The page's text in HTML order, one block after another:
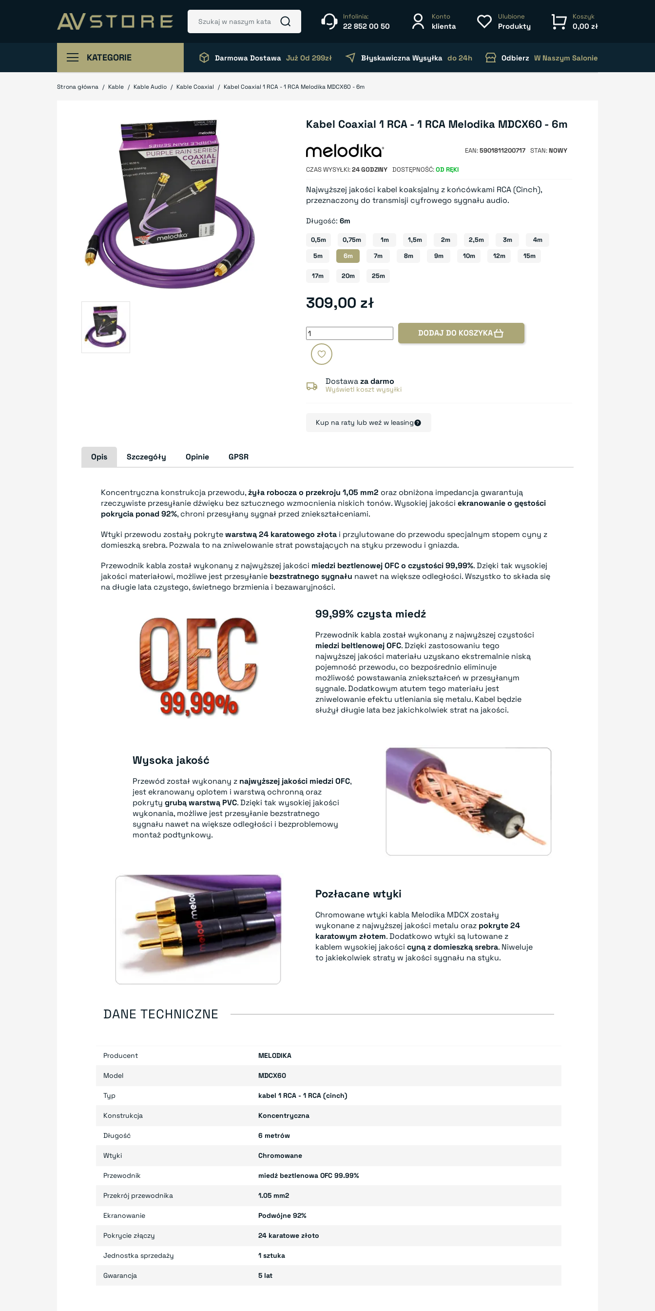
Infolinia:
22 852 00 50
Konto
klienta
Ulubione
Produkty
Koszyk
0,00 zł
KATEGORIE Darmowa Dostawa Już Od 299zł Błyskawiczna Wysyłka do 24h Odbierz W Naszym Salonie
Strona główna Kable Kable Audio Kable Coaxial Kabel Coaxial 1 RCA - 1 RCA Melodika MDCX60 - 6m
Kabel Coaxial 1 RCA - 1 RCA Melodika MDCX60 - 6m
EAN 5901811200717 STAN NOWY
CZAS WYSYŁKI 24 GODZINY DOSTĘPNOŚĆ OD RĘKI
Najwyższej jakości kabel koaksjalny z końcówkami RCA (Cinch),
przeznaczony do transmisji cyfrowego sygnału audio.
Długość:6m
0,5m 0,75m 1m 1,5m 2m 2,5m 3m
4m
5m
6m 7m 8m 9m 10m 12m 15m
17m 20m 25m
309,00 zł
DODAJ DO KOSZYKA
Dostawaza darmo
Wyświetl koszt wysyłki
Kup na raty lub weź w leasing
Opis Szczegóły Opinie GPSR
Koncentryczna konstrukcja przewodu,żyła robocza o przekroju 1,05 mm2 oraz obniżona impedancja gwarantują
rzeczywiste przesyłanie dźwięku bez sztucznego wzmocnienia niskich tonów. Wysokiej jakości ekranowanie o gęstości
pokrycia ponad 92%, chroni przesyłany sygnał przed zniekształceniami.
Wtyki przewodu zostały pokrytewarstwą 24 karatowego złota i przylutowane do przewodu specjalnym stopem cyny z
domieszką srebra. Pozwala to na zniwelowanie strat powstających na styku przewodu i gniazda.
Przewodnik kabla został wykonany z najwyższej jakości miedzi beztlenowej OFC o czystości 99,99%. Dzięki tak wysokiej
jakości materiałowi, możliwe jest przesyłanie bezstratnego sygnału nawet na większe odległości. Wszystko to składa się
na długie lata czystego, świetnego brzmienia i bezawaryjności.
99,99% czysta miedź
Przewodnik kabla został wykonany z najwyższej czystości
miedzi beltlenowej OFC. Dzięki zastosowaniu tego
najwyższej jakości materiału uzyskano ekstremalnie niską
pojemność przewodu, co bezpośrednio eliminuje
możliwość powstawania zniekształceń w przesyłanym
sygnale. Dodatkowym atutem tego materiału jest
zniwelowanie efektu utleniania się metalu. Kabel będzie
służył długie lata bez jakichkolwiek strat na jakości.
Wysoka jakość
Przewód został wykonany z najwyższej jakości miedzi OFC,
jest ekranowany oplotem i warstwą ochronną oraz
pokryty grubą warstwą PVC. Dzięki tak wysokiej jakości
wykonania, możliwe jest przesyłanie bezstratnego
sygnału nawet na większe odległości i bezproblemowy
montaż podtynkowy.
Pozłacane wtyki
Chromowane wtyki kabla Melodika MDCX zostały
wykonane z najwyższej jakości metalu oraz pokryte 24
karatowym złotem. Dodatkowo wtyki są lutowane z
kablem wysokiej jakości cyną z domieszką srebra. Niweluje
to jakiekolwiek straty w jakości sygnału na styku.
DANE TECHNICZNE
Producent MELODIKA
Model MDCX60
Typ kabel 1 RCA - 1 RCA (cinch)
Konstrukcja Koncentryczna
Długość 6 metrów
Wtyki Chromowane
Przewodnik miedź beztlenowa OFC 99.99%
Przekrój przewodnika 1.05 mm2
Ekranowanie Podwójne 92%
Pokrycie złączy 24 karatowe złoto
Jednostka sprzedaży 1 sztuka
Gwarancja 5 lat